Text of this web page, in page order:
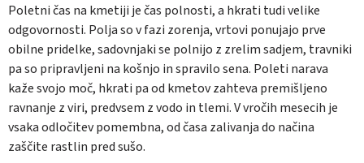
Poletni čas na kmetiji je čas polnosti, a hkrati tudi velike
odgovornosti. Polja so v fazi zorenja, vrtovi ponujajo prve
obilne pridelke, sadovnjaki se polnijo z zrelim sadjem, travniki
pa so pripravljeni na košnjo in spravilo sena. Poleti narava
kaže svojo moč, hkrati pa od kmetov zahteva premišljeno
ravnanje z viri, predvsem z vodo in tlemi. V vročih mesecih je
vsaka odločitev pomembna, od časa zalivanja do načina
zaščite rastlin pred sušo.